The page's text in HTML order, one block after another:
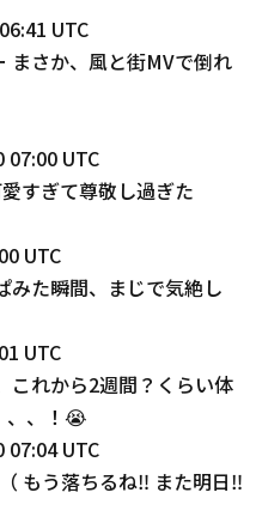
UTC
まさか、風と街MVで倒れ
07:00 UTC
すぎて尊敬し過ぎた
UTC
みた瞬間、まじで気絶し
UTC
これから2週間？くらい体
、、！😭
07:04 UTC
もう落ちるね‼️ また明日‼️